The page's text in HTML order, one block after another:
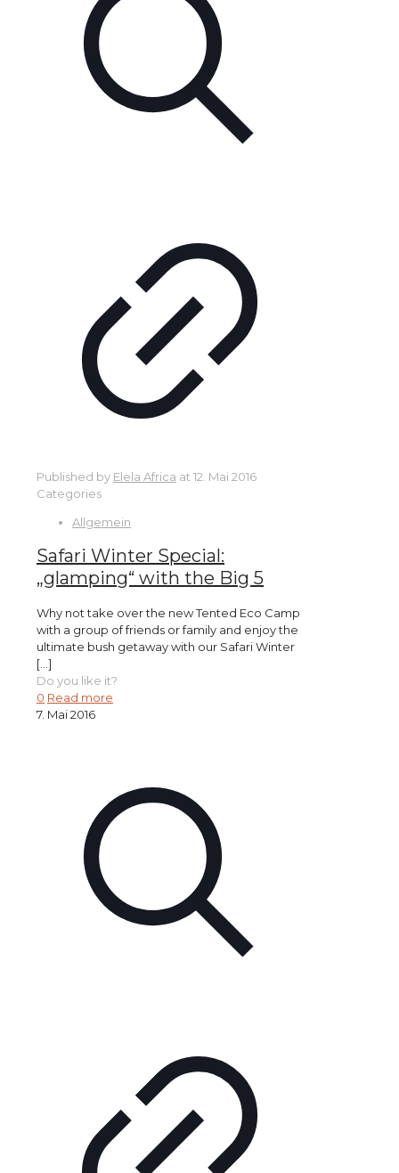
Published by Elela Africa at 12. Mai 2016
Categories
Allgemein
Safari Winter Special:
„glamping“ with the Big 5
Why not take over the new Tented Eco Camp
with a group of friends or family and enjoy the
ultimate bush getaway with our Safari Winter
[…]
Do you like it?
0 Read more
7. Mai 2016